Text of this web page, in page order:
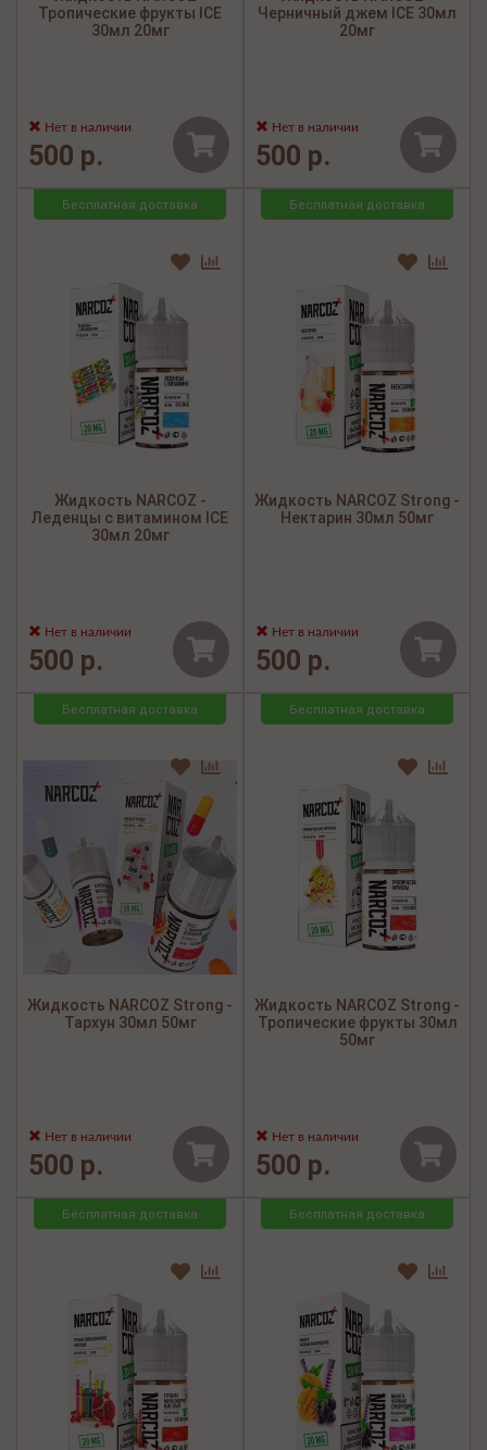
Тропические фрукты ICE
30мл 20мг
Нет в наличии
500 р.
Черничный джем ICE 30мл
20мг
Нет в наличии
500 р.
Бесплатная доставка
Жидкость NARCOZ -
Леденцы с витамином ICE
30мл 20мг
Нет в наличии
500 р.
Бесплатная доставка
Жидкость NARCOZ Strong -
Нектарин 30мл 50мг
Нет в наличии
500 р.
Бесплатная доставка
Жидкость NARCOZ Strong -
Тархун 30мл 50мг
Нет в наличии
500 р.
Бесплатная доставка
Жидкость NARCOZ Strong -
Тропические фрукты 30мл
50мг
Нет в наличии
500 р.
Бесплатная доставка Бесплатная доставка